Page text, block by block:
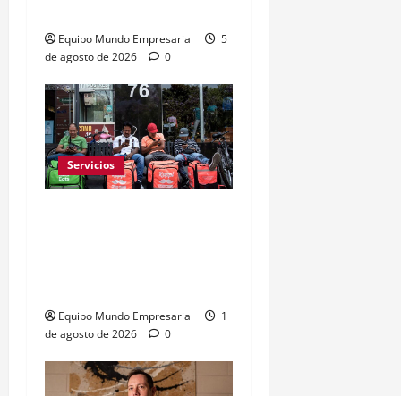
Equipo Mundo Empresarial
5
de agosto de 2026
0
Servicios
Equipo Mundo Empresarial
1
de agosto de 2026
0